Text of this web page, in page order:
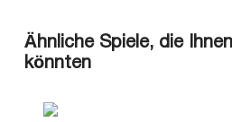
Ähnliche Spiele, die
könnten